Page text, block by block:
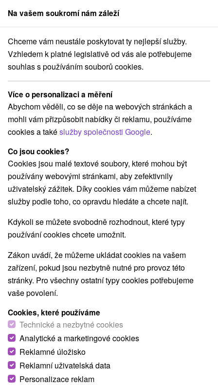
člen skupinySorger
Last minute Stredné Slovensko Banskobystrický kraj Donovaly
Last minute Donovaly
Kategorie
Všechny kategorie
Pobyty v akci(2)
Wellness pobyty(2) Víkendové pobyty(2)
Rodinné pobyty (2)
Vyberte lokalitu nebo termín
Nejprodávanější
Obce a města
pro dva
TIP
Akcia
Na vašem soukromí nám záleží
Chceme vám neustále poskytovat ty nejlepší služby.
Vzhledem k platné legislativě od vás ale potřebujeme
souhlas s používáním souborů cookies.
Více o personalizaci a měření
Abychom věděli, co se děje na webových stránkách a
mohli vám přizpůsobit nabídky či reklamu, používáme
cookies a takéslužby společnosti Google.
Co jsou cookies?
Cookies jsou malé textové soubory, které mohou být
používány webovými stránkami, aby zefektivnily
uživatelský zážitek. Díky cookies vám můžeme nabízet
služby podle toho, co opravdu hledáte a chcete najít.
Kdykoli se můžete svobodně rozhodnout, které typy
používání cookies chcete umožnit.
Zákon uvádí, že můžeme ukládat cookies na vašem
zařízení, pokud jsou nezbytně nutné pro provoz této
stránky. Pro všechny ostatní typy cookies potřebujeme
vaše povolení.
Cookies, které používáme
Technické a nezbytné cookies
Analytické a marketingové cookies
Reklamné úložisko
Reklamní uživatelská data
Personalizace reklam